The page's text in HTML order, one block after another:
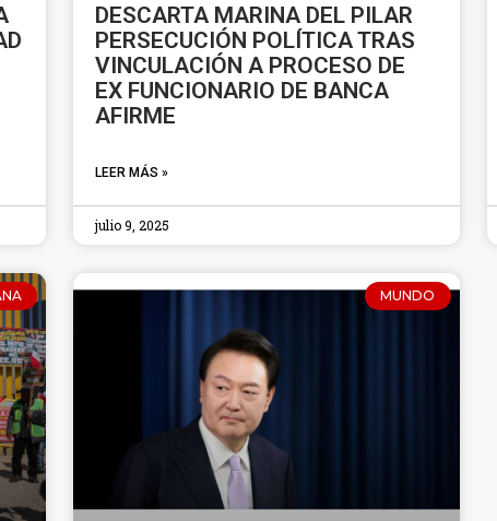
DESCARTA MARINA DEL PILAR
PERSECUCIÓN POLÍTICA TRAS
VINCULACIÓN A PROCESO DE
EX FUNCIONARIO DE BANCA
AFIRME
LEER MÁS »
julio 9, 2025
MUNDO